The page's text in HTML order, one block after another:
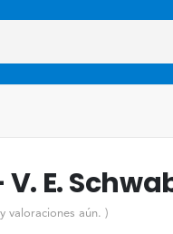
E.
valoraciones aún. )